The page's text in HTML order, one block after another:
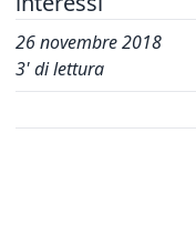
26 novembre 2018
3' di lettura